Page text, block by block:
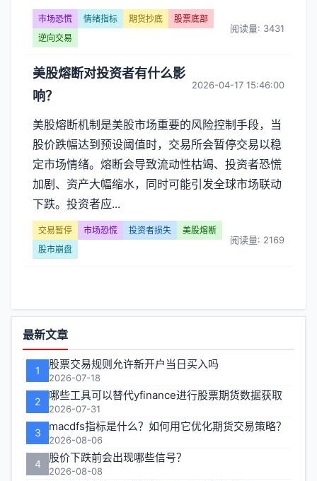
恐
慌】
文
列
表
第
页
市场恐慌 情绪指标 期货抄底
股票底部
逆向交易
阅读量: 3431
美股熔断对投资者有什么影
响？
2026-04-17 15:46:00
美股熔断机制是美股市场重要的风险控制手段，当
股价跌幅达到预设阈值时，交易所会暂停交易以稳
定市场情绪。熔断会导致流动性枯竭、投资者恐慌
加剧、资产大幅缩水，同时可能引发全球市场联动
下跌。投资者应...
交易暂停 市场恐慌 投资者损失
美股熔断
股市崩盘
阅读量: 2169
功
能
区
最新文章
1 股票交易规则允许新开户当日买入吗
2026-07-18
2 哪些工具可以替代yfinance进行股票期货数据获取
2026-07-31
3 macdfs指标是什么？如何用它优化期货交易策略？
2026-08-06
4 股价下跌前会出现哪些信号？
2026-08-08